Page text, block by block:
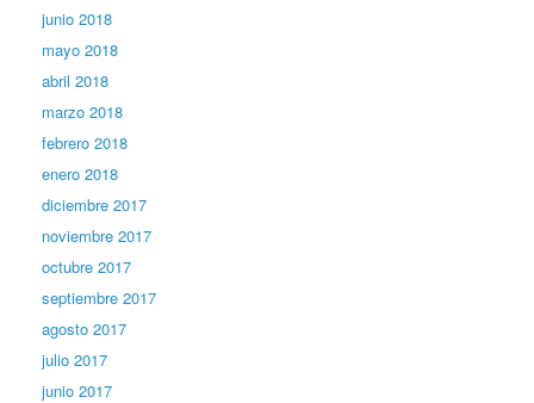
junio 2018
mayo 2018
abril 2018
marzo 2018
febrero 2018
enero 2018
diciembre 2017
noviembre 2017
octubre 2017
septiembre 2017
agosto 2017
julio 2017
junio 2017